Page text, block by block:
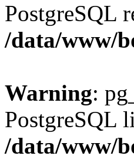
PostgreSQL
/data/www/
Warning:
PostgreSQL
/data/www/